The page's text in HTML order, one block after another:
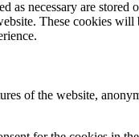
necessary are stored
These cookies
of the website,